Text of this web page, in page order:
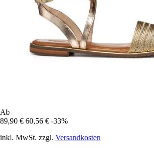
Ab
89,90 € 60,56 € -33%
inkl. MwSt. zzgl. Versandkosten